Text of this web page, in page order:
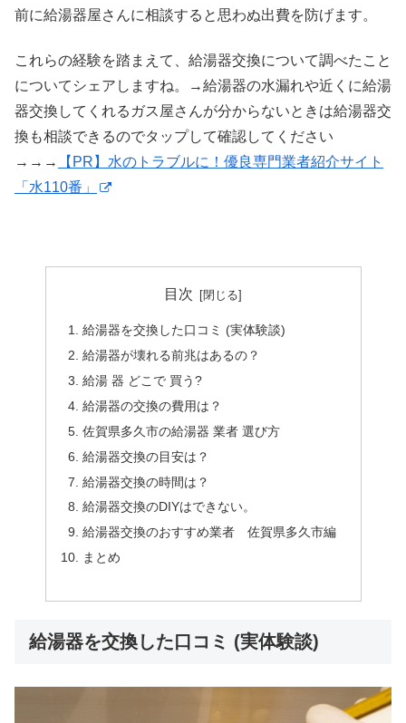
前に給湯器屋さんに相談すると思わぬ出費を防げます。
これらの経験を踏まえて、給湯器交換について調べたこと
についてシェアしますね。→給湯器の水漏れや近くに給湯
器交換してくれるガス屋さんが分からないときは給湯器交
換も相談できるのでタップして確認してください
→→→
【PR】水のトラブルに！優良専門業者紹介サイト
「水110番」
目次
給湯器を交換した口コミ (実体験談)
給湯器が壊れる前兆はあるの？
給湯 器 どこで 買う?
給湯器の交換の費用は？
佐賀県多久市の給湯器 業者 選び方
給湯器交換の目安は？
給湯器交換の時間は？
給湯器交換のDIYはできない。
給湯器交換のおすすめ業者 佐賀県多久市編
まとめ
給湯器を交換した口コミ (実体験談)